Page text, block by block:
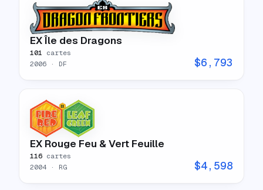
EX Île des Dragons
101 cartes
2006 · DF $6,793
EX Rouge Feu & Vert Feuille
116 cartes
2004 · RG $4,598